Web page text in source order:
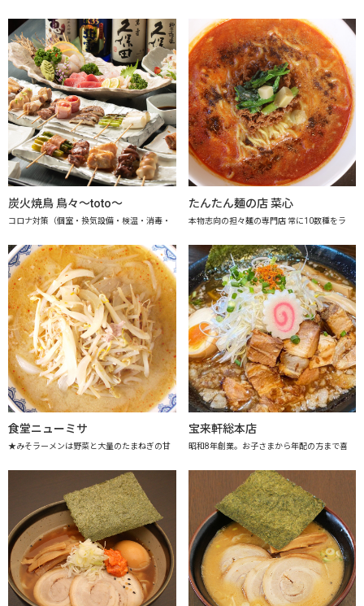
炭火焼鳥 鳥々～toto～
コロナ対策（個室・換気設備・検温・消毒・
たんたん麺の店 菜心
本物志向の担々麺の専門店 常に10数種をラ
食堂ニューミサ
★みそラーメンは野菜と大量のたまねぎの甘
宝来軒総本店
昭和8年創業。お子さまから年配の方まで喜